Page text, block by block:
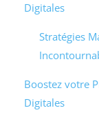
Digitales
Stratégies
Boostez votre
Digitales